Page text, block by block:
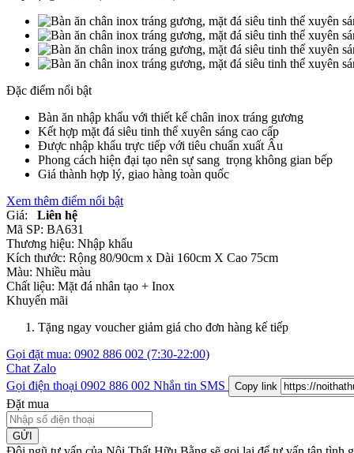
Đặc điểm nổi bật
Bàn ăn nhập khẩu với thiết kế chân inox tráng gương
Kết hợp mặt đá siêu tinh thể xuyên sáng cao cấp
Được nhập khẩu trực tiếp với tiêu chuẩn xuất Âu
Phong cách hiện đại tạo nên sự sang trọng không gian bếp
Giá thành hợp lý, giao hàng toàn quốc
Xem thêm điểm nổi bật
Giá:
Liên hệ
Mã SP: BA631
Thương hiệu: Nhập khẩu
Kích thước: Rộng 80/90cm x Dài 160cm X Cao 75cm
Màu: Nhiều màu
Chất liệu: Mặt đá nhân tạo + Inox
Khuyến mãi
Tặng ngay voucher giảm giá cho đơn hàng kế tiếp
Gọi đặt mua: 0902 886 002 (7:30-22:00)
Chat Zalo
Gọi điện thoại 0902 886 002 Nhắn tin SMS Copy link
Đặt mua
GỬI